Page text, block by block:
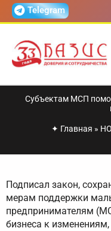
ПерейтиTelegram
Субъектам МСП
✦ Главная »
Подписал закон,
мерам поддержки
предпринимателям
бизнеса к